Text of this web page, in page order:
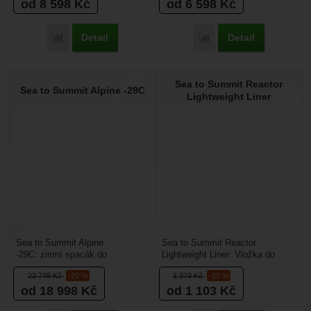
od 8 598 Kč
Přidat 'Sea to Summit Ember -1C' k porovnání
Detail
od 6 598 Kč
Přidat 'Sea to Summit
Detail
Sea to Summit Alpine -29C
23 748Kč -20 %
od 18 998 Kč
Sea to Summit Alpine
-29C: zimní spacák do
extrémních chladných a
vysokých nadmořských
podmínek, kde...
Sea to Summit Reactor
Lightweight Liner
1 379Kč -20 %
od 1 103 Kč
Sea to Summit Reactor
Lightweight Liner: Vložka do
spacáku Reactor je navržena pro
dobrodruhy, kteří...